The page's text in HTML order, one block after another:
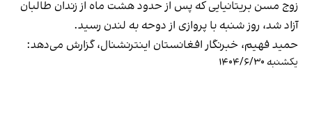
زوج مسن بریتانیایی که پس از حدود هشت ماه از زندان طالبان
آزاد شد، روز شنبه با پروازی از دوحه به لندن رسید.
حمید فهیم، خبرنگار افغانستان اینترنشنال، گزارش می‌دهد:
یکشنبه ۱۴۰۴/۶/۳۰